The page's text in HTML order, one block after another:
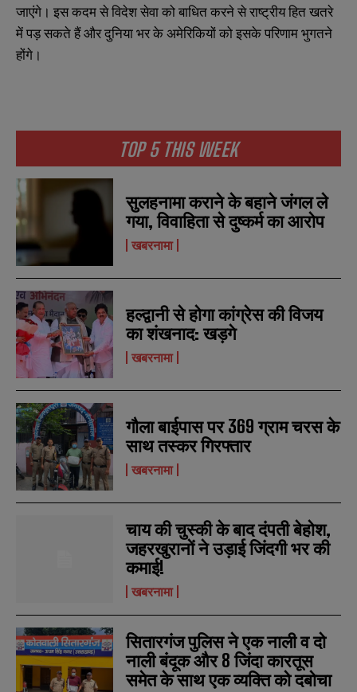
*
m
b
e
r
s
*
m
b
e
r
s
TOP 5 THIS WEEK
सुलहनामा कराने के बहाने जंगल ले
गया, विवाहिता से दुष्कर्म का आरोप
खबरनामा
हल्द्वानी से होगा कांग्रेस की विजय
का शंखनाद: खड़गे
खबरनामा
गौला बाईपास पर 369 ग्राम चरस के
साथ तस्कर गिरफ्तार
खबरनामा
चाय की चुस्की के बाद दंपती बेहोश,
जहरखुरानों ने उड़ाई जिंदगी भर की
कमाई!
खबरनामा
सितारगंज पुलिस ने एक नाली व दो
नाली बंदूक और 8 जिंदा कारतूस
समेत के साथ एक व्यक्ति को दबोचा
जाएंगे। इस कदम से विदेश सेवा को बाधित करने से राष्ट्रीय हित खतरे
में पड़ सकते हैं और दुनिया भर के अमेरिकियों को इसके परिणाम भुगतने
होंगे।